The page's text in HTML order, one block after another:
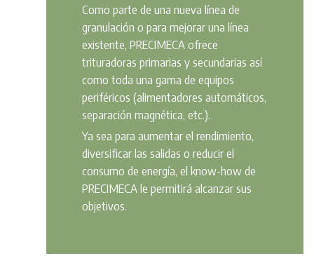
Como parte de una nueva línea de
granulación o para mejorar una línea
existente, PRECIMECA ofrece
trituradoras primarias y secundarias así
como toda una gama de equipos
periféricos (alimentadores automáticos,
separación magnética, etc.).
Ya sea para aumentar el rendimiento,
diversificar las salidas o reducir el
consumo de energía, el know-how de
PRECIMECA le permitirá alcanzar sus
objetivos.